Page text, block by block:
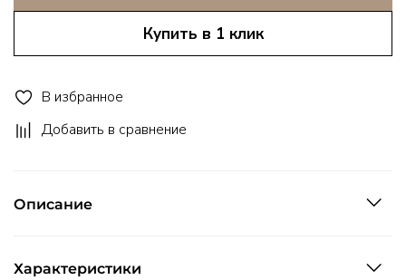
Купить в 1 клик
В избранное
Добавить в сравнение
Описание
Характеристики